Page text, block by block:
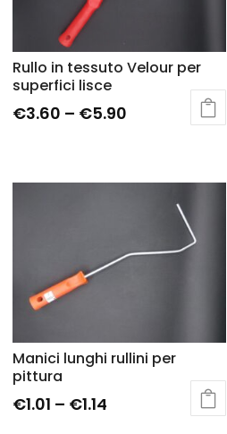
Rullo in tessuto Velour per
superfici lisce
€3.60 – €5.90
Manici lunghi rullini per
pittura
€1.01 – €1.14